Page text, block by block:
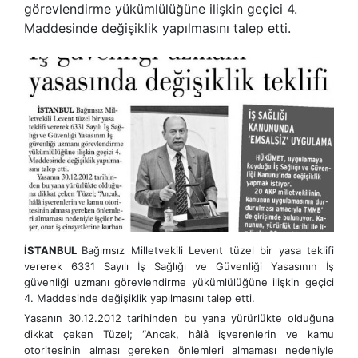
görevlendirme yükümlülüğüne ilişkin geçici 4.
Maddesinde değişiklik yapılmasını talep etti.
İSTANBUL Bağımsız Milletvekili Levent tüzel bir yasa teklifi
vererek 6331 Sayılı İş Sağlığı ve Güvenliği Yasasının İş
güvenliği uzmanı görevlendirme yükümlülüğüne ilişkin geçici
4. Maddesinde değişiklik yapılmasını talep etti.
Yasanın 30.12.2012 tarihinden bu yana yürürlükte olduğuna
dikkat çeken Tüzel; “Ancak, hâlâ işverenlerin ve kamu
otoritesinin alması gereken önlemleri almaması nedeniyle